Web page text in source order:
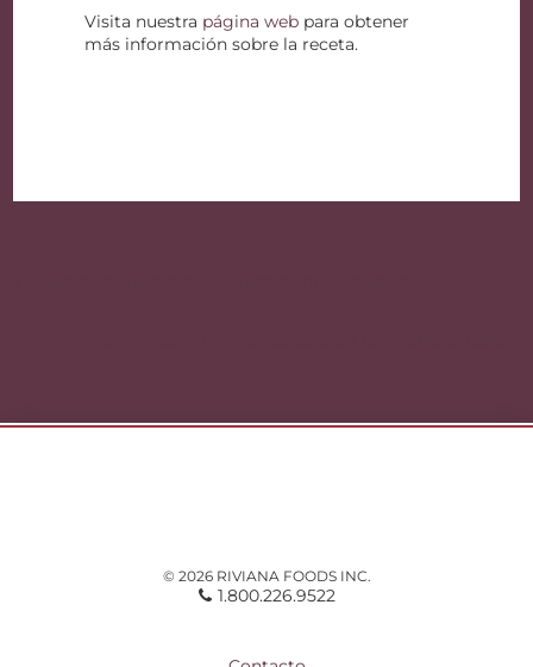
Visita nuestra página web para obtener
más información sobre la receta.
© 2026 RIVIANA FOODS INC.
1.800.226.9522